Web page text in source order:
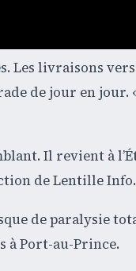
Les livraisons
de jour en
Il revient à
de Lentille Info.
de paralysie
à Port-au-Prince.